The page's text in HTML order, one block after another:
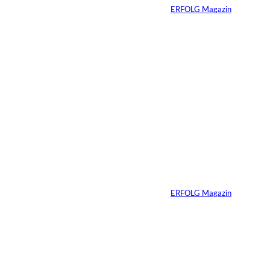
ERFOLG Magazin
ERFOLG Magazin